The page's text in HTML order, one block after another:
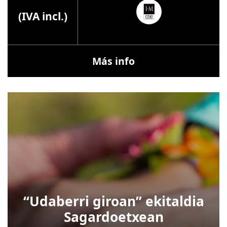
(IVA incl.)
Más info
“Udaberri giroan” ekitaldia
Sagardoetxean